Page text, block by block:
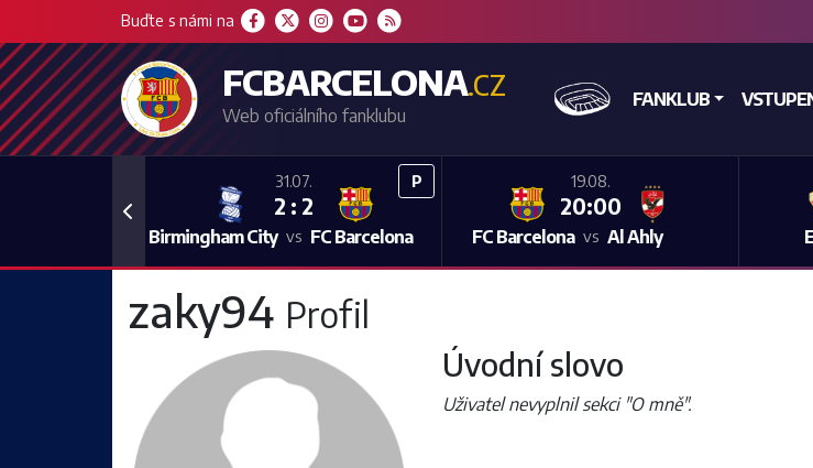
Buďte s námi na
FCBARCELONA.CZ
Web oficiálního fanklubu
DOMŮ FANKLUB
P
31.07.
2 : 2
Birmingham City vs FC Barcelona
19.08.
20:00
FC Barcelona vs Al Ahly
Previous
zaky94 Profil
Úvodní slovo
Uživatel nevyplnil sekci "O mně".